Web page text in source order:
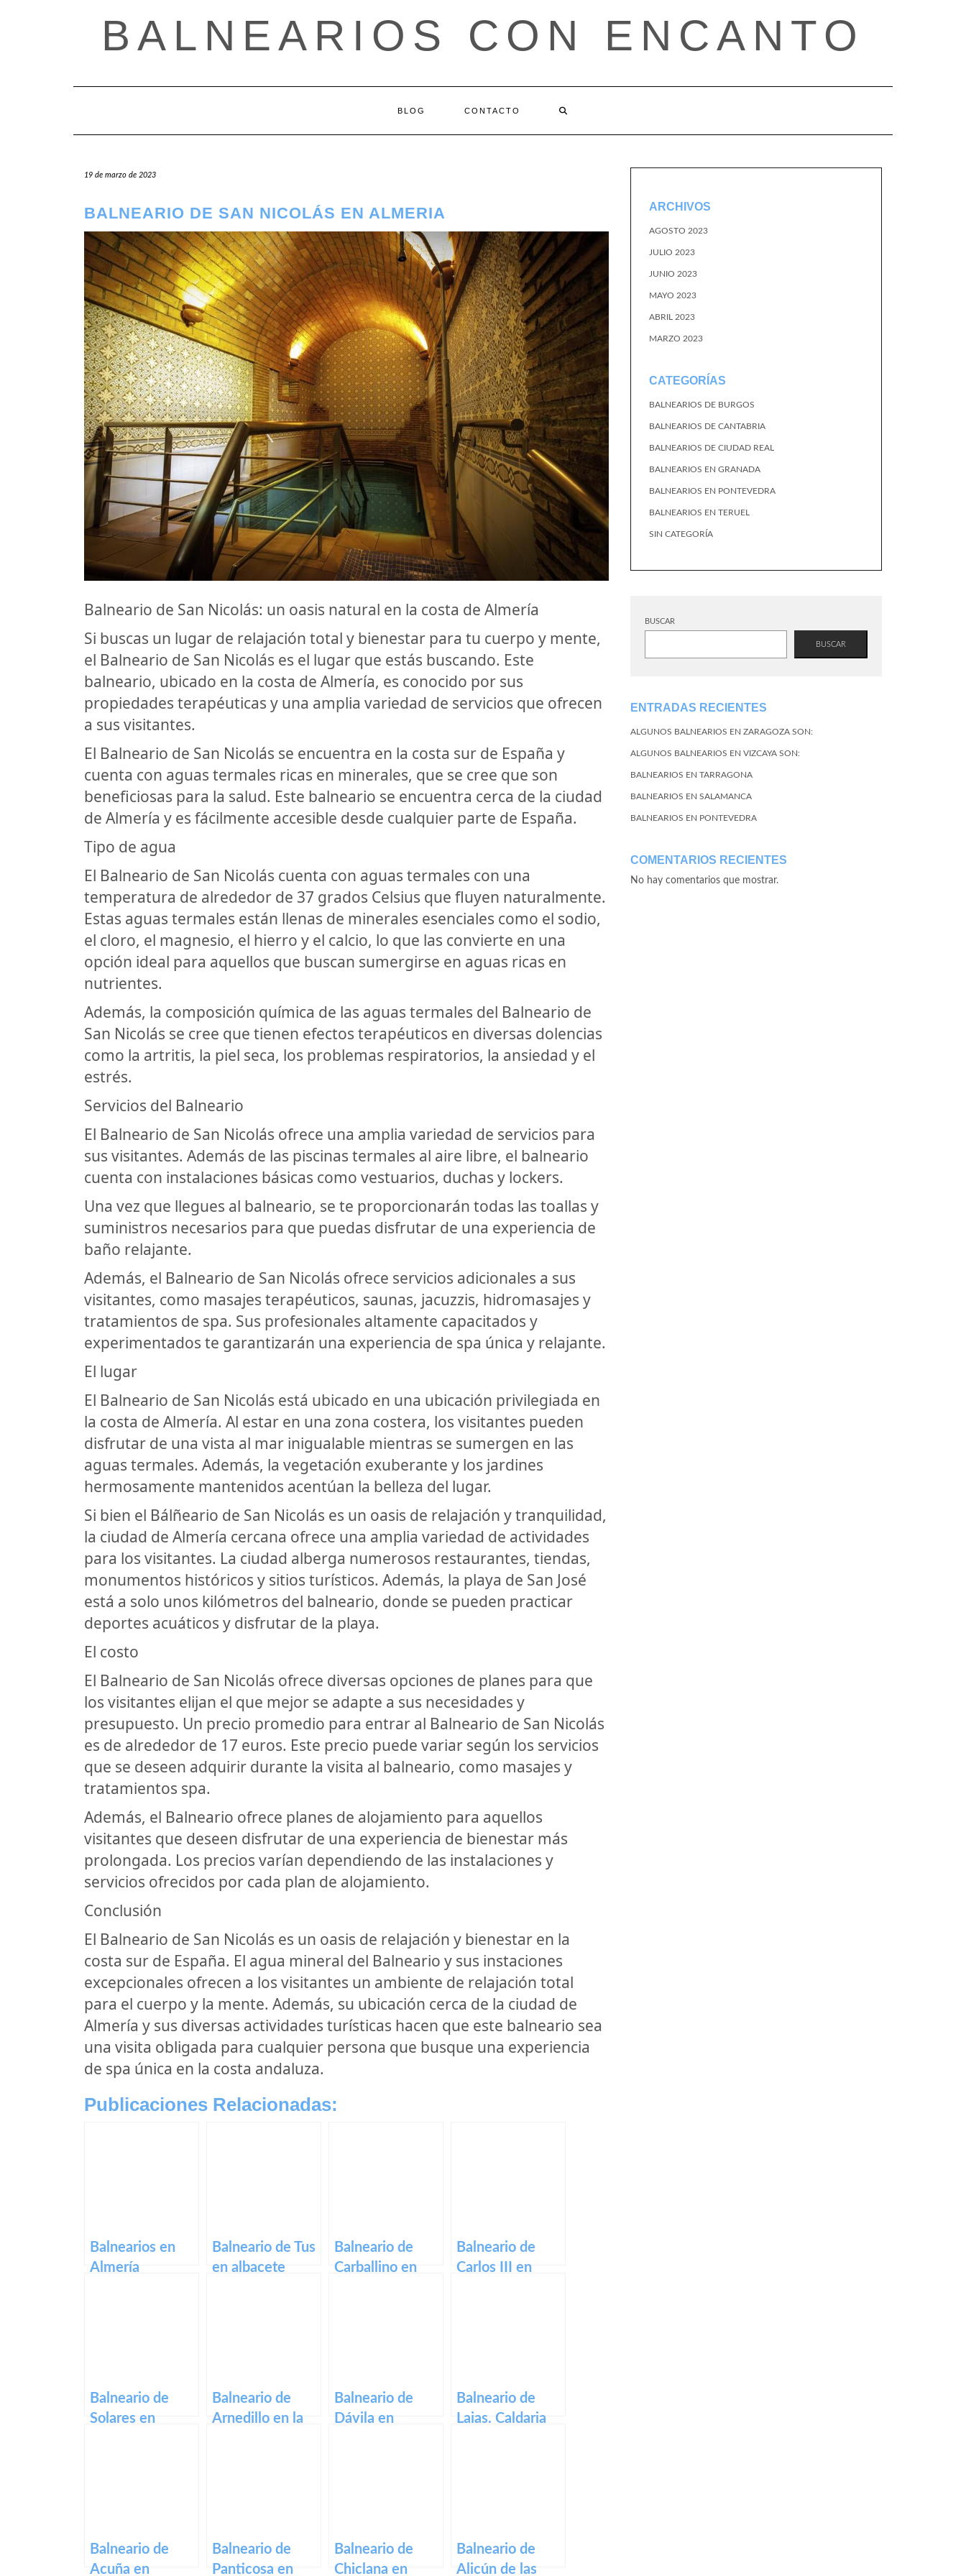
BALNEARIOS CON ENCANTO
BLOG CONTACTO
19 de marzo de 2023
BALNEARIO DE SAN NICOLÁS EN ALMERIA
Balneario de San Nicolás: un oasis natural en la costa de Almería
Si buscas un lugar de relajación total y bienestar para tu cuerpo y mente,
el Balneario de San Nicolás es el lugar que estás buscando. Este
balneario, ubicado en la costa de Almería, es conocido por sus
propiedades terapéuticas y una amplia variedad de servicios que ofrecen
a sus visitantes.
El Balneario de San Nicolás se encuentra en la costa sur de España y
cuenta con aguas termales ricas en minerales, que se cree que son
beneficiosas para la salud. Este balneario se encuentra cerca de la ciudad
de Almería y es fácilmente accesible desde cualquier parte de España.
Tipo de agua
El Balneario de San Nicolás cuenta con aguas termales con una
temperatura de alrededor de 37 grados Celsius que fluyen naturalmente.
Estas aguas termales están llenas de minerales esenciales como el sodio,
el cloro, el magnesio, el hierro y el calcio, lo que las convierte en una
opción ideal para aquellos que buscan sumergirse en aguas ricas en
nutrientes.
Además, la composición química de las aguas termales del Balneario de
San Nicolás se cree que tienen efectos terapéuticos en diversas dolencias
como la artritis, la piel seca, los problemas respiratorios, la ansiedad y el
estrés.
Servicios del Balneario
El Balneario de San Nicolás ofrece una amplia variedad de servicios para
sus visitantes. Además de las piscinas termales al aire libre, el balneario
cuenta con instalaciones básicas como vestuarios, duchas y lockers.
Una vez que llegues al balneario, se te proporcionarán todas las toallas y
suministros necesarios para que puedas disfrutar de una experiencia de
baño relajante.
Además, el Balneario de San Nicolás ofrece servicios adicionales a sus
visitantes, como masajes terapéuticos, saunas, jacuzzis, hidromasajes y
tratamientos de spa. Sus profesionales altamente capacitados y
experimentados te garantizarán una experiencia de spa única y relajante.
El lugar
El Balneario de San Nicolás está ubicado en una ubicación privilegiada en
la costa de Almería. Al estar en una zona costera, los visitantes pueden
disfrutar de una vista al mar inigualable mientras se sumergen en las
aguas termales. Además, la vegetación exuberante y los jardines
hermosamente mantenidos acentúan la belleza del lugar.
Si bien el Bálñeario de San Nicolás es un oasis de relajación y tranquilidad,
la ciudad de Almería cercana ofrece una amplia variedad de actividades
para los visitantes. La ciudad alberga numerosos restaurantes, tiendas,
monumentos históricos y sitios turísticos. Además, la playa de San José
está a solo unos kilómetros del balneario, donde se pueden practicar
deportes acuáticos y disfrutar de la playa.
El costo
El Balneario de San Nicolás ofrece diversas opciones de planes para que
los visitantes elijan el que mejor se adapte a sus necesidades y
presupuesto. Un precio promedio para entrar al Balneario de San Nicolás
es de alrededor de 17 euros. Este precio puede variar según los servicios
que se deseen adquirir durante la visita al balneario, como masajes y
tratamientos spa.
Además, el Balneario ofrece planes de alojamiento para aquellos
visitantes que deseen disfrutar de una experiencia de bienestar más
prolongada. Los precios varían dependiendo de las instalaciones y
servicios ofrecidos por cada plan de alojamiento.
Conclusión
El Balneario de San Nicolás es un oasis de relajación y bienestar en la
costa sur de España. El agua mineral del Balneario y sus instaciones
excepcionales ofrecen a los visitantes un ambiente de relajación total
para el cuerpo y la mente. Además, su ubicación cerca de la ciudad de
Almería y sus diversas actividades turísticas hacen que este balneario sea
una visita obligada para cualquier persona que busque una experiencia
de spa única en la costa andaluza.
Publicaciones Relacionadas:
Balnearios en
Almería
Balneario de Tus
en albacete
Balneario de
Carballino en
Balneario de
Carlos III en
Balneario de
Solares en
Balneario de
Arnedillo en la
Balneario de
Dávila en
Balneario de
Laias. Caldaria
Balneario de
Acuña en
Balneario de
Panticosa en
Balneario de
Chiclana en
Balneario de
Alicún de las
ARCHIVOS
AGOSTO 2023
JULIO 2023
JUNIO 2023
MAYO 2023
ABRIL 2023
MARZO 2023
CATEGORÍAS
BALNEARIOS DE BURGOS
BALNEARIOS DE CANTABRIA
BALNEARIOS DE CIUDAD REAL
BALNEARIOS EN GRANADA
BALNEARIOS EN PONTEVEDRA
BALNEARIOS EN TERUEL
SIN CATEGORÍA
BUSCAR
BUSCAR
ENTRADAS RECIENTES
ALGUNOS BALNEARIOS EN ZARAGOZA SON:
ALGUNOS BALNEARIOS EN VIZCAYA SON:
BALNEARIOS EN TARRAGONA
BALNEARIOS EN SALAMANCA
BALNEARIOS EN PONTEVEDRA
COMENTARIOS RECIENTES
No hay comentarios que mostrar.